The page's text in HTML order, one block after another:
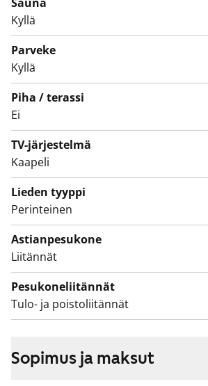
Talossa alkaa viemäreiden
2026. Asumishaitta huomioidaan
haitta-ajalta. Tämä on valtion tukema
(entinen ARA), jossa asukasvalinta
tarpeen kiireellisyyteen, hakijoiden
varallisuuteen, sekä asunnon tarpeen
Kyllä
Parveke
Kyllä
Piha / terassi
Ei
TV-järjestelmä
Kaapeli
Lieden tyyppi
Perinteinen
Astianpesukone
Liitännät
Pesukoneliitännät
Tulo- ja poistoliitännät
Sopimus ja maksut